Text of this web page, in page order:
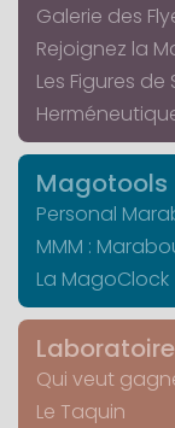
Galerie des
Rejoignez la
Les Figures de
Magotools
Personal
MMM :
La MagoClock
Laboratoire
Qui veut
Le Taquin